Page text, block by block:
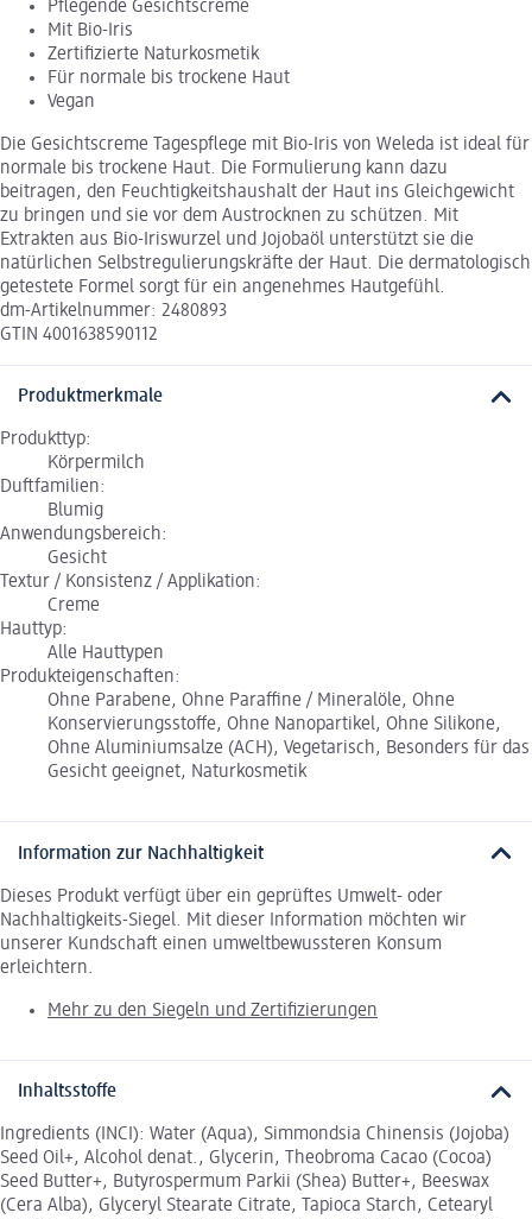
Pflegende Gesichtscreme
Mit Bio-Iris
Zertifizierte Naturkosmetik
Für normale bis trockene Haut
Vegan
Die Gesichtscreme Tagespflege mit Bio-Iris von Weleda ist ideal für
normale bis trockene Haut. Die Formulierung kann dazu
beitragen, den Feuchtigkeitshaushalt der Haut ins Gleichgewicht
zu bringen und sie vor dem Austrocknen zu schützen. Mit
Extrakten aus Bio-Iriswurzel und Jojobaöl unterstützt sie die
natürlichen Selbstregulierungskräfte der Haut. Die dermatologisch
getestete Formel sorgt für ein angenehmes Hautgefühl.
dm-Artikelnummer: 2480893
GTIN 4001638590112
Produktmerkmale
Produkttyp:
Körpermilch
Duftfamilien:
Blumig
Anwendungsbereich:
Gesicht
Textur / Konsistenz / Applikation:
Creme
Hauttyp:
Alle Hauttypen
Produkteigenschaften:
Ohne Parabene, Ohne Paraffine / Mineralöle, Ohne
Konservierungsstoffe, Ohne Nanopartikel, Ohne Silikone,
Ohne Aluminiumsalze (ACH), Vegetarisch, Besonders für das
Gesicht geeignet, Naturkosmetik
Information zur Nachhaltigkeit
Dieses Produkt verfügt über ein geprüftes Umwelt- oder
Nachhaltigkeits-Siegel. Mit dieser Information möchten wir
unserer Kundschaft einen umweltbewussteren Konsum
erleichtern.
Mehr zu den Siegeln und Zertifizierungen
Inhaltsstoffe
Ingredients (INCI): Water (Aqua), Simmondsia Chinensis (Jojoba)
Seed Oil+, Alcohol denat., Glycerin, Theobroma Cacao (Cocoa)
Seed Butter+, Butyrospermum Parkii (Shea) Butter+, Beeswax
(Cera Alba), Glyceryl Stearate Citrate, Tapioca Starch, Cetearyl